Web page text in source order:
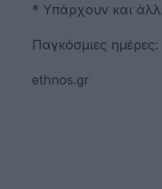
* Υπάρχουν και
Παγκόσμιες
ethnos.gr